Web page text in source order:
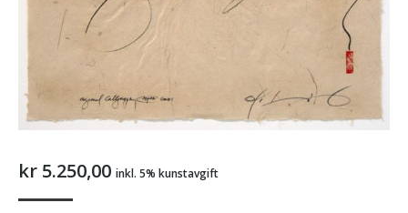
kr 5.250,00 inkl. 5% kunstavgift